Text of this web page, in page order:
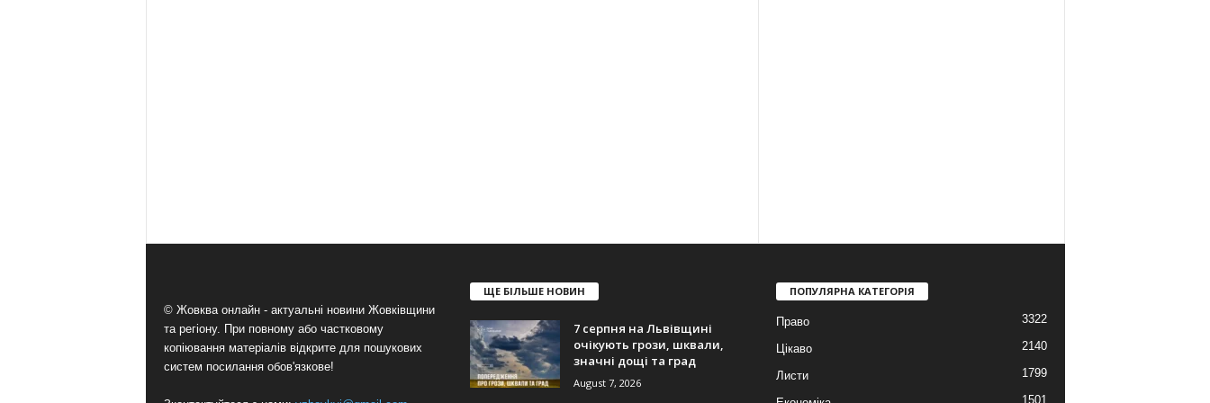
© Жовква онлайн - актуальні новини Жовківщини
та регіону. При повному або частковому
копіювання матеріалів відкрите для пошукових
систем посилання обов'язкове!
ЩЕ БІЛЬШЕ НОВИН
7 серпня на Львівщині
очікують грози, шквали,
значні дощі та град
August 7, 2026
ПОПУЛЯРНА КАТЕГОРІЯ
Право 3322
Цікаво 2140
Листи 1799
1501